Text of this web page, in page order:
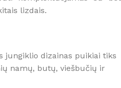
lizdais.
jungiklio dizainas puikiai tiks
namų, butų, viešbučių ir